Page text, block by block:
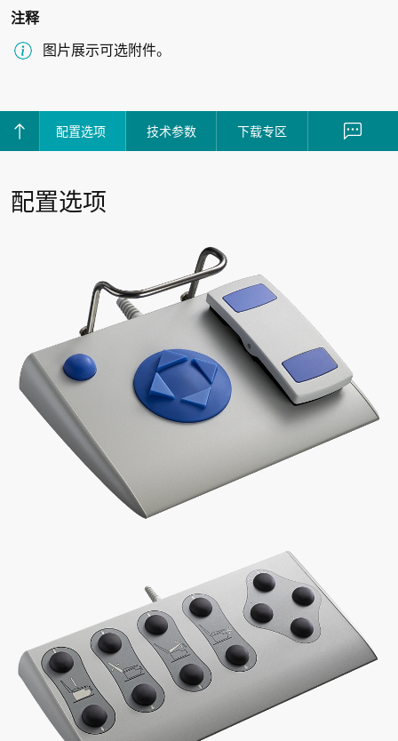
注释
图片展示可选附件。
回到顶部配置选项 技术参数 下载专区 联系我
配置选项